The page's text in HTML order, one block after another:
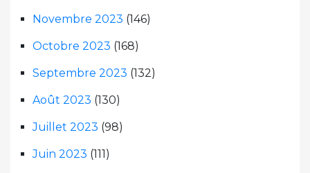
Novembre 2023 (146)
Octobre 2023 (168)
Septembre 2023 (132)
Août 2023 (130)
Juillet 2023 (98)
Juin 2023 (111)